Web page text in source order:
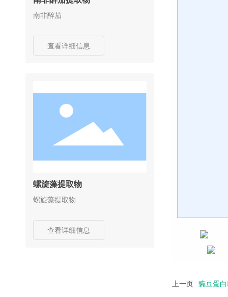
南非醉茄
查看详细信息
螺旋藻提取物
螺旋藻提取物
查看详细信息
上一页 豌豆蛋